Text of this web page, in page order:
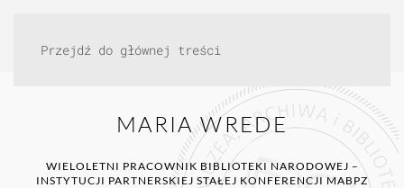
Przejdź do głównej treści
MARIA WREDE
WIELOLETNI PRACOWNIK BIBLIOTEKI NARODOWEJ –
INSTYTUCJI PARTNERSKIEJ STAŁEJ KONFERENCJI MABPZ